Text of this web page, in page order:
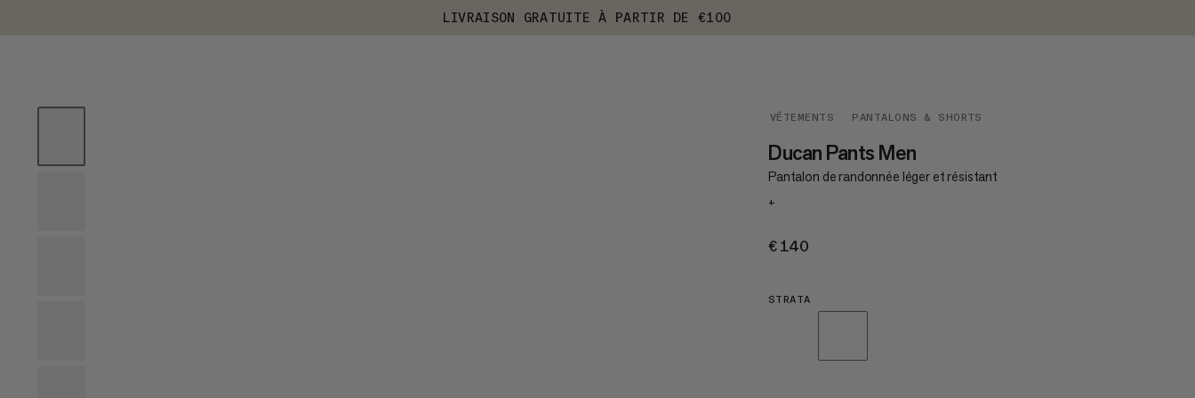
LIVRAISON GRATUITE À PARTIR DE €100
VÊTEMENTS PANTALONS & SHORTS
Ducan Pants Men
Pantalon de randonnée léger et résistant
+
€140
STRATA